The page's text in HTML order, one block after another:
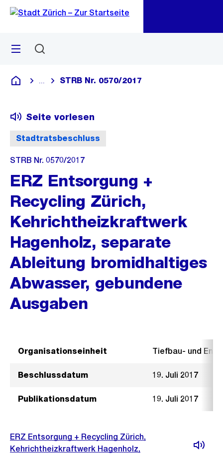
Navigation
Sprunglink
Menü
Deutsch
Blende alle Breadcrumbs ein
STRB Nr. 0570/2017
Stadtratsbeschluss
Seite vorlesen
STRB Nr. 0570/2017
ERZ Entsorgung +
Recycling Zürich,
Kehrichtheizkraftwerk
Hagenholz, separate
Ableitung bromidhaltiges
Abwasser, gebundene
Ausgaben
Organisationseinheit Tiefbau- und
Beschlussdatum 19. Juli 2017
Publikationsdatum 19. Juli 2017
ERZ Entsorgung + Recycling Zürich,
Kehrichtheizkraftwerk Hagenholz,